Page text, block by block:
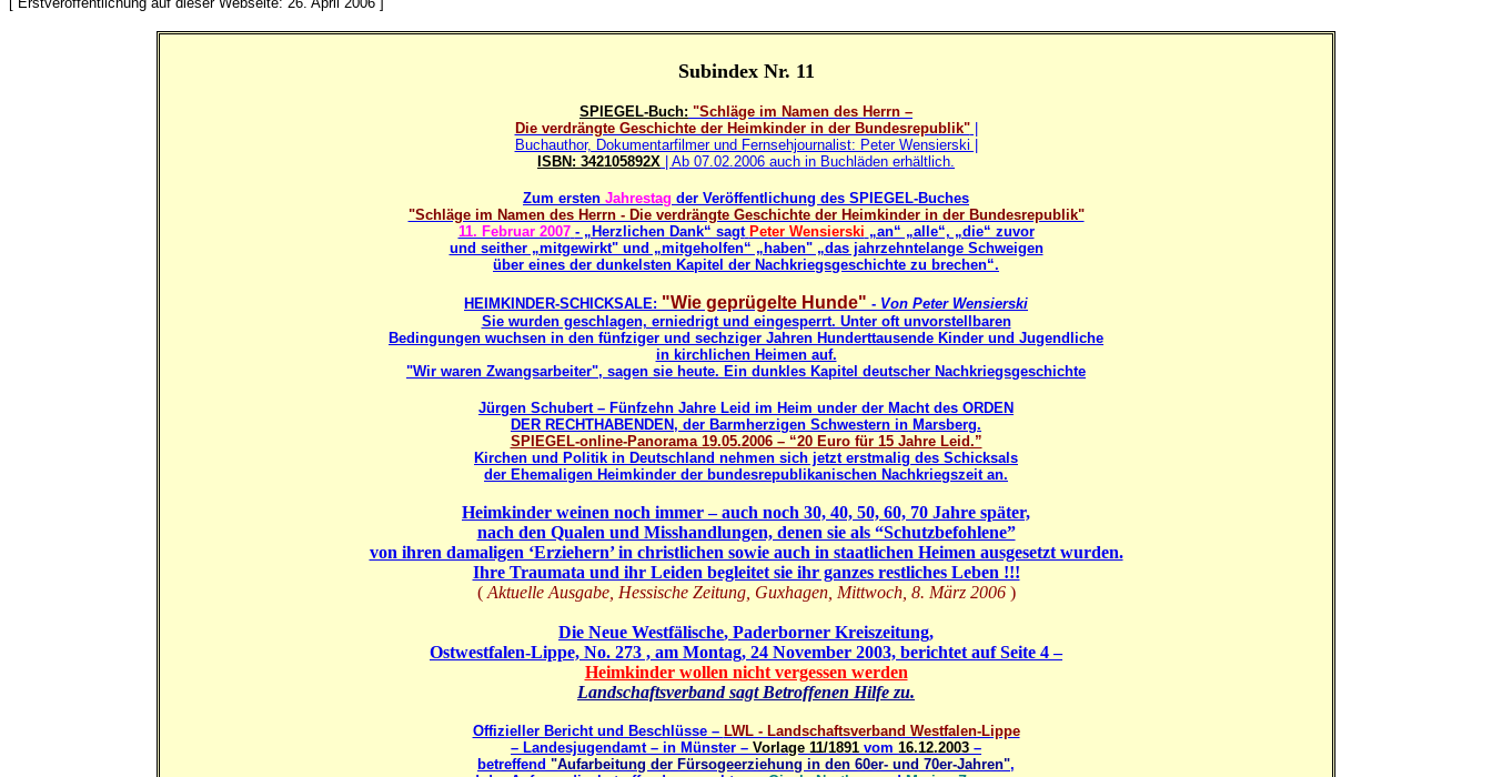
Subindex Nr. 11
SPIEGEL-Buch: "Schläge im Namen des Herrn –
Die verdrängte Geschichte der Heimkinder in der Bundesrepublik"|
Buchauthor, Dokumentarfilmer und Fernsehjournalist: Peter Wensierski |
ISBN: 342105892X | Ab 07.02.2006 auch in Buchläden erhältlich.
Zum ersten Jahrestag der Veröffentlichung des SPIEGEL-Buches
"Schläge im Namen des Herrn - Die verdrängte Geschichte der Heimkinder in der Bundesrepublik"
11. Februar 2007 - „Herzlichen Dank“ sagt Peter Wensierski „an“ „alle“, „die“ zuvor
und seither „mitgewirkt" und „mitgeholfen“ „haben" „das jahrzehntelange Schweigen
über eines der dunkelsten Kapitel der Nachkriegsgeschichte zu brechen“.
HEIMKINDER-SCHICKSALE: "Wie geprügelte Hunde" - Von Peter Wensierski
Sie wurden geschlagen, erniedrigt und eingesperrt. Unter oft unvorstellbaren
Bedingungen wuchsen in den fünfziger und sechziger Jahren Hunderttausende Kinder und Jugendliche
in kirchlichen Heimen auf.
"Wir waren Zwangsarbeiter", sagen sie heute. Ein dunkles Kapitel deutscher Nachkriegsgeschichte
Jürgen Schubert – Fünfzehn Jahre Leid im Heim under der Macht des ORDEN
DER RECHTHABENDEN, der Barmherzigen Schwestern in Marsberg.
SPIEGEL-online-Panorama 19.05.2006 – “20 Euro für 15 Jahre Leid.”
Kirchen und Politik in Deutschland nehmen sich jetzt erstmalig des Schicksals
der Ehemaligen Heimkinder der bundesrepublikanischen Nachkriegszeit an.
Heimkinder weinen noch immer – auch noch 30, 40, 50, 60, 70 Jahre später,
nach den Qualen und Misshandlungen, denen sie als “Schutzbefohlene”
von ihren damaligen ‘Erziehern’ in christlichen sowie auch in staatlichen Heimen ausgesetzt wurden.
Ihre Traumata und ihr Leiden begleitet sie ihr ganzes restliches Leben !!!
( Aktuelle Ausgabe, Hessische Zeitung, Guxhagen, Mittwoch, 8. März 2006)
Die Neue Westfälische, Paderborner Kreiszeitung,
Ostwestfalen-Lippe, No. 273 , am Montag, 24 November 2003, berichtet auf Seite 4 –
Heimkinder wollen nicht vergessen werden
Landschaftsverband sagt Betroffenen Hilfe zu.
Offizieller Bericht und Beschlüsse – LWL - Landschaftsverband Westfalen-Lippe
– Landesjugendamt – in Münster – Vorlage 11/1891 vom 16.12.2003 –
betreffend "Aufarbeitung der Fürsogeerziehung in den 60er- und 70er-Jahren",